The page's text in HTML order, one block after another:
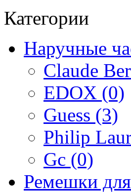
Категории
Наручные
Claude
EDOX (0)
Guess (3)
Philip
Gc (0)
Ремешки